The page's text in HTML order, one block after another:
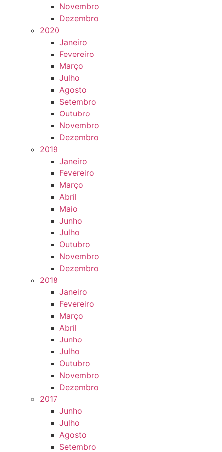
Novembro
Dezembro
2020
Janeiro
Fevereiro
Março
Julho
Agosto
Setembro
Outubro
Novembro
Dezembro
2019
Janeiro
Fevereiro
Março
Abril
Maio
Junho
Julho
Outubro
Novembro
Dezembro
2018
Janeiro
Fevereiro
Março
Abril
Junho
Julho
Outubro
Novembro
Dezembro
2017
Junho
Julho
Agosto
Setembro